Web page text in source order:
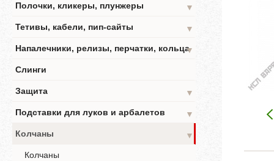
Полочки, кликеры, плунжеры
▼
Тетивы, кабели, пип-сайты
▼
Напалечники, релизы, перчатки, кольца▼
Слинги
Защита
▼
Подставки для луков и арбалетов
▼
Колчаны
▼
Колчаны